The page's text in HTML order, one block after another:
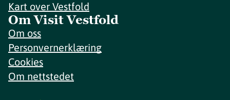
Kart over Vestfold
Om Visit Vestfold
Om oss
Personvernerklæring
Cookies
Om nettstedet